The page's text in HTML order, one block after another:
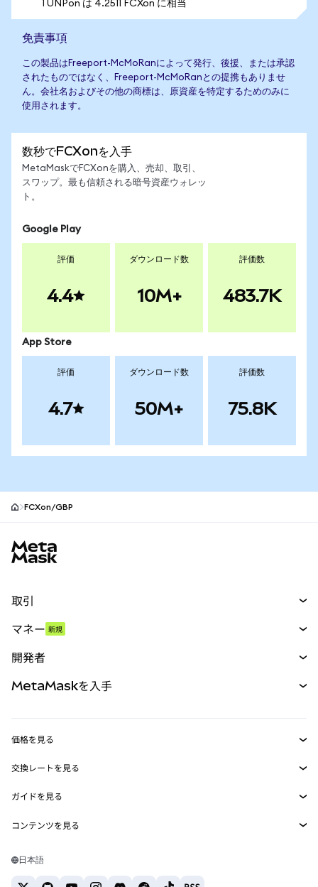
1 UNPon は 4.2511 FCXon に相当
免責事項
この製品はFreeport-McMoRanによって発行、後援、または承認
されたものではなく、Freeport-McMoRanとの提携もありませ
ん。会社名およびその他の商標は、原資産を特定するためのみに
使用されます。
数秒でFCXonを入手
MetaMaskでFCXonを購入、売却、取引、
スワップ。最も信頼される暗号資産ウォレッ
ト。
Google Play
評価
4.4
ダウンロード数
10M+
評価数
483.7K
App Store
評価
4.7
ダウンロード数
50M+
評価数
75.8K
FCXon/GBP
取引
パーペチュアル
RWA
マネー 新規
開発者
MetaMask Connect
Snaps
Web3サービス
MetaMaskを入手
セキュリティ
サポート
キャリア
お問い合わせ
価格を見る
イーサリアムの価格
Solanaの価格
Tetherの価格
交換レートを見る
ETH→USD
USDT→INR
BTC→INR
ガイドを見る
ETHの購入
コンテンツを見る
Solanaウォレット
日本語